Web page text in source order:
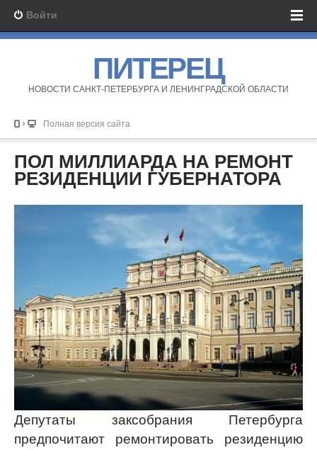
Войти
ПИТЕРЕЦ
НОВОСТИ САНКТ-ПЕТЕРБУРГА И ЛЕНИНГРАДСКОЙ ОБЛАСТИ
Полная версия сайта
ПОЛ МИЛЛИАРДА НА РЕМОНТ
РЕЗИДЕНЦИИ ГУБЕРНАТОРА
Депутаты заксобрания Петербурга
предпочитают ремонтировать резиденцию